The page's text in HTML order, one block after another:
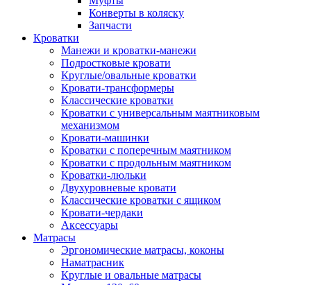
Конверты в коляску
Запчасти
Кроватки
Манежи и кроватки-манежи
Подростковые кровати
Круглые/овальные кроватки
Кровати-трансформеры
Классические кроватки
Кроватки с универсальным маятниковым
механизмом
Кровати-машинки
Кроватки с поперечным маятником
Кроватки с продольным маятником
Кроватки-люльки
Двухуровневые кровати
Классические кроватки с ящиком
Кровати-чердаки
Аксессуары
Матрасы
Эргономические матрасы, коконы
Наматрасник
Круглые и овальные матрасы